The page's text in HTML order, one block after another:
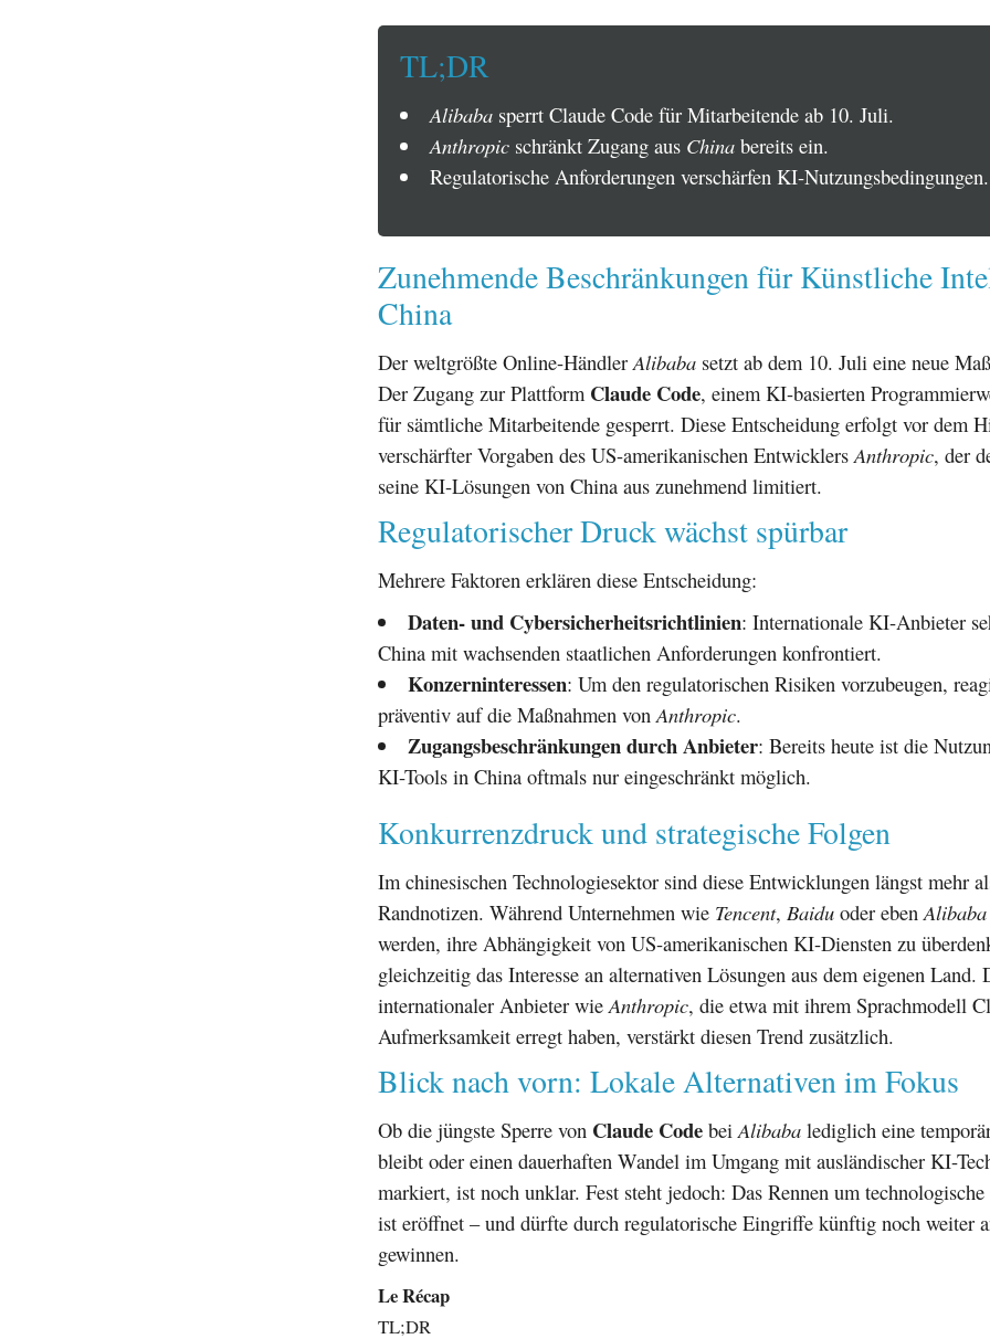
TL;DR
Alibabasperrt Claude Code für Mitarbeitende ab 10. Juli.
Anthropicschränkt Zugang aus Chinabereits ein.
Regulatorische Anforderungen verschärfen KI-Nutzungsbedingungen.
Zunehmende Beschränkungen für Künstliche
China
Der weltgrößte Online-HändlerAlibaba setzt ab dem 10. Juli eine neue
Der Zugang zur Plattform Claude Code, einem KI-basierten
für sämtliche Mitarbeitende gesperrt. Diese Entscheidung erfolgt vor dem
verschärfter Vorgaben des US-amerikanischen EntwicklersAnthropic, der
seine KI-Lösungen von China aus zunehmend limitiert.
Regulatorischer Druck wächst spürbar
Mehrere Faktoren erklären diese Entscheidung:
Daten- und Cybersicherheitsrichtlinien: Internationale KI-Anbieter
China mit wachsenden staatlichen Anforderungen konfrontiert.
Konzerninteressen: Um den regulatorischen Risiken vorzubeugen,
präventiv auf die Maßnahmen vonAnthropic.
Zugangsbeschränkungen durch Anbieter: Bereits heute ist die
KI-Tools in China oftmals nur eingeschränkt möglich.
Konkurrenzdruck und strategische Folgen
Im chinesischen Technologiesektor sind diese Entwicklungen längst mehr
Randnotizen. Während Unternehmen wie Tencent, Baidu oder eben Alibaba
werden, ihre Abhängigkeit von US-amerikanischen KI-Diensten zu
gleichzeitig das Interesse an alternativen Lösungen aus dem eigenen Land.
internationaler Anbieter wie Anthropic, die etwa mit ihrem Sprachmodell
Aufmerksamkeit erregt haben, verstärkt diesen Trend zusätzlich.
Blick nach vorn: Lokale Alternativen im Fokus
Ob die jüngste Sperre von Claude Code bei Alibaba lediglich eine
bleibt oder einen dauerhaften Wandel im Umgang mit ausländischer KI-
markiert, ist noch unklar. Fest steht jedoch: Das Rennen um
ist eröffnet – und dürfte durch regulatorische Eingriffe künftig noch weiter
gewinnen.
Le Récap
TL;DR